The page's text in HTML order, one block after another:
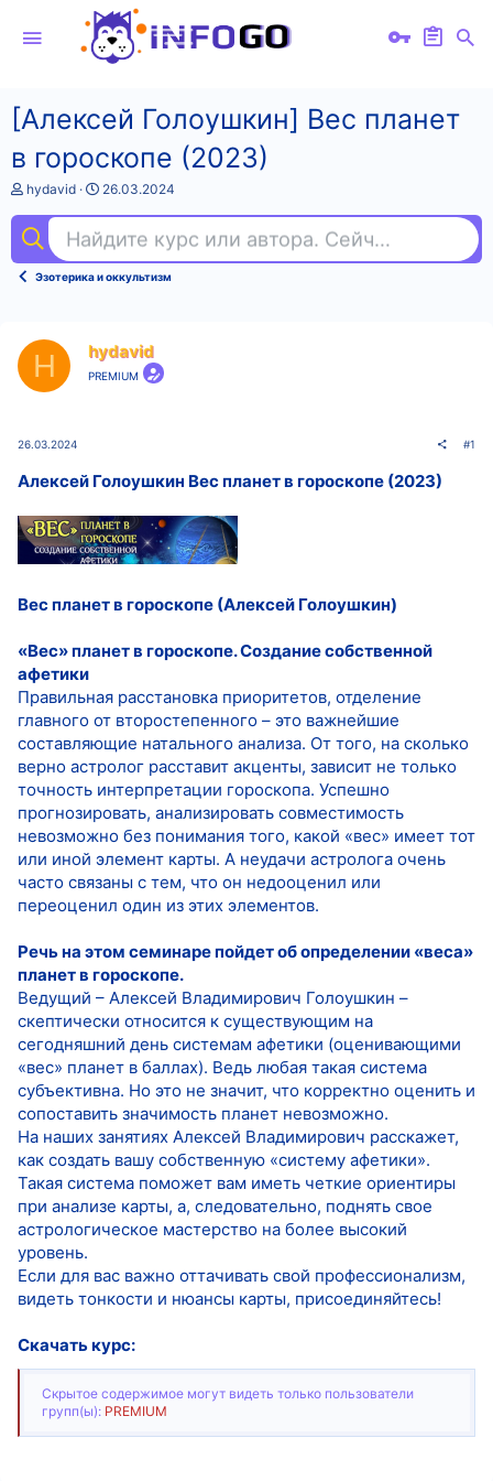
[Алексей Голоушкин] Вес планет
в гороскопе (2023)
А
т
о
т
hydavid
Д
а
н
а
а
26.03.2024
Найдите курс или автора. Сейчас ищут
Эзотерика и оккультизм
H hydavid
PREMIUM
26.03.2024 #1
Алексей Голоушкин Вес планет в гороскопе (2023)
Вес планет в гороскопе (Алексей Голоушкин)
«Вес» планет в гороскопе. Создание собственной
афетики
Правильная расстановка приоритетов, отделение
главного от второстепенного – это важнейшие
составляющие натального анализа. От того, на сколько
верно астролог расставит акценты, зависит не только
точность интерпретации гороскопа. Успешно
прогнозировать, анализировать совместимость
невозможно без понимания того, какой «вес» имеет тот
или иной элемент карты. А неудачи астролога очень
часто связаны с тем, что он недооценил или
переоценил один из этих элементов.
Речь на этом семинаре пойдет об определении «веса»
планет в гороскопе.
Ведущий – Алексей Владимирович Голоушкин –
скептически относится к существующим на
сегодняшний день системам афетики (оценивающими
«вес» планет в баллах). Ведь любая такая система
субъективна. Но это не значит, что корректно оценить и
сопоставить значимость планет невозможно.
На наших занятиях Алексей Владимирович расскажет,
как создать вашу собственную «систему афетики».
Такая система поможет вам иметь четкие ориентиры
при анализе карты, а, следовательно, поднять свое
астрологическое мастерство на более высокий
уровень.
Если для вас важно оттачивать свой профессионализм,
видеть тонкости и нюансы карты, присоединяйтесь!
Скачать курс:
Скрытое содержимое могут видеть только пользователи
групп(ы): PREMIUM